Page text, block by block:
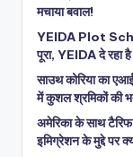
मचाया बवाल!
YEIDA Plot
पूरा, YEIDA दे रहा है
साउथ कोरिया का
में कुशल श्रमिकों की
अमेरिका के साथ टैरिफ
इमिग्रेशन के मुद्दे पर